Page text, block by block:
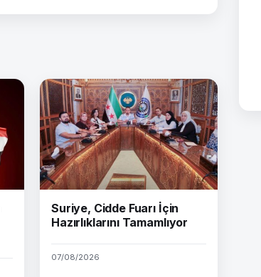
Suriye, Cidde Fuarı İçin
Hazırlıklarını Tamamlıyor
07/08/2026